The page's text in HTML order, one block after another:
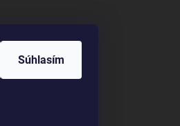
Súhlasím